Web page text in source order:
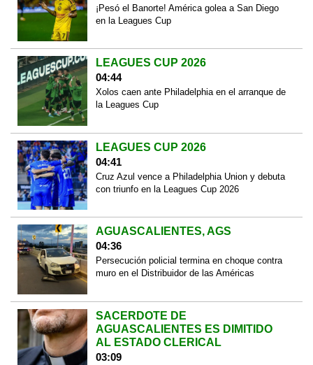
¡Pesó el Banorte! América golea a San Diego
en la Leagues Cup
LEAGUES CUP 2026
04:44
Xolos caen ante Philadelphia en el arranque de
la Leagues Cup
LEAGUES CUP 2026
04:41
Cruz Azul vence a Philadelphia Union y debuta
con triunfo en la Leagues Cup 2026
AGUASCALIENTES, AGS
04:36
Persecución policial termina en choque contra
muro en el Distribuidor de las Américas
SACERDOTE DE
AGUASCALIENTES ES DIMITIDO
AL ESTADO CLERICAL
03:09